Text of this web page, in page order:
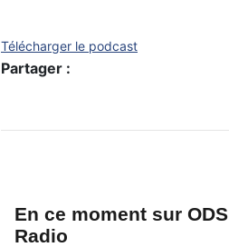
Télécharger le podcast
Partager :
En ce moment sur ODS
Radio